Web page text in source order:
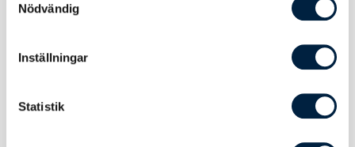
Nödvändig
Inställningar
Statistik
annars på mycket låg värme på tröjans